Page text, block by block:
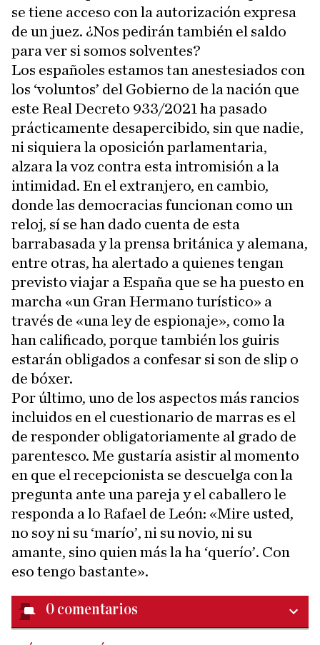
se tiene acceso con la autorización expresa
de un juez. ¿Nos pedirán también el saldo
para ver si somos solventes?
Los españoles estamos tan anestesiados con
los ‘voluntos’ del Gobierno de la nación que
este Real Decreto 933/2021 ha pasado
prácticamente desapercibido, sin que nadie,
ni siquiera la oposición parlamentaria,
alzara la voz contra esta intromisión a la
intimidad. En el extranjero, en cambio,
donde las democracias funcionan como un
reloj, sí se han dado cuenta de esta
barrabasada y la prensa británica y alemana,
entre otras, ha alertado a quienes tengan
previsto viajar a España que se ha puesto en
marcha «un Gran Hermano turístico» a
través de «una ley de espionaje», como la
han calificado, porque también los guiris
estarán obligados a confesar si son de slip o
de bóxer.
Por último, uno de los aspectos más rancios
incluidos en el cuestionario de marras es el
de responder obligatoriamente al grado de
parentesco. Me gustaría asistir al momento
en que el recepcionista se descuelga con la
pregunta ante una pareja y el caballero le
responda a lo Rafael de León: «Mire usted,
no soy ni su ‘marío’, ni su novio, ni su
amante, sino quien más la ha ‘querío’. Con
eso tengo bastante».
0 comentarios